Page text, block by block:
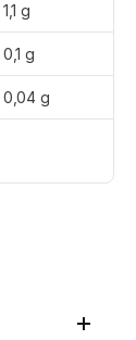
1,1 g
0,1 g
0,04 g